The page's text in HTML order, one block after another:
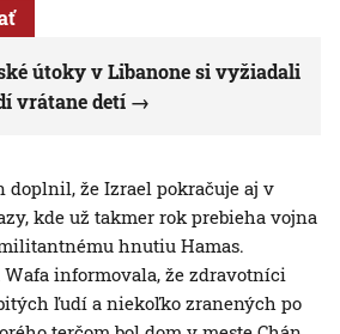
útoky v Libanone si vyžiadali
vrátane detí
doplnil, že Izrael pokračuje aj v
kde už takmer rok prebieha vojna
hnutiu Hamas.
informovala, že zdravotníci
ľudí a niekoľko zranených po